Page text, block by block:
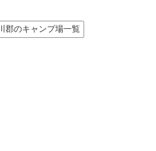
郡のキャンプ場一覧